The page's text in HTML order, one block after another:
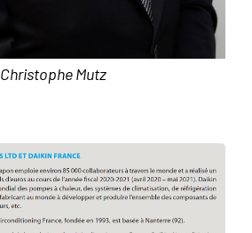
Christophe Mutz